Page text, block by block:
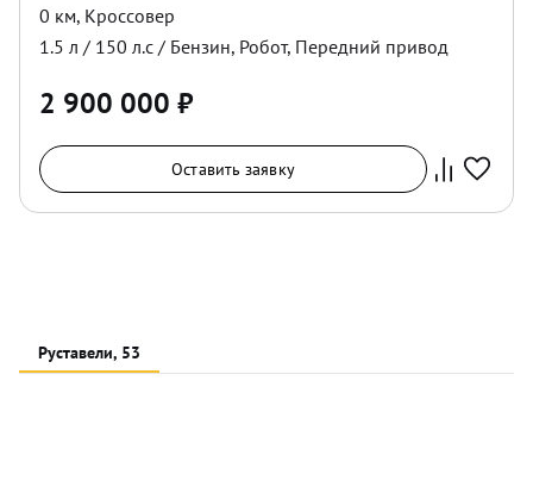
0 км, Кроссовер
1.5 л / 150 л.с / Бензин, Робот, Передний привод
2 900 000 ₽
Оставить заявку
Руставели, 53